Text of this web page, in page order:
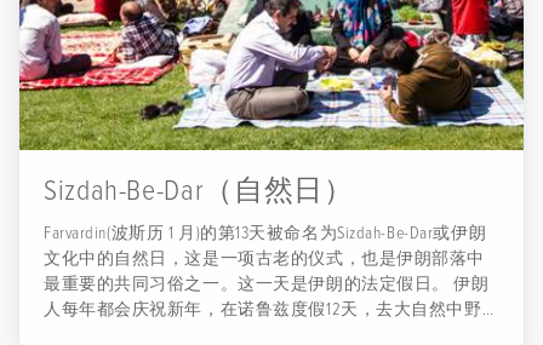
Sizdah-Be-Dar（自然日）
Farvardin(波斯历 1 月)的第13天被命名为Sizdah-Be-Dar或伊朗
文化中的自然日，这是一项古老的仪式，也是伊朗部落中
最重要的共同习俗之一。这一天是伊朗的法定假日。 伊朗
人每年都会庆祝新年，在诺鲁兹度假12天，去大自然中野